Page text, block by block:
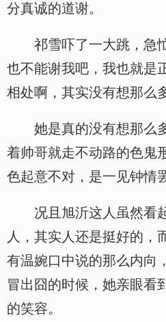
分真诚的道谢。
祁雪吓了一大跳，急
也不能谢我吧，我也就
相处啊，其实没有想那么
她是真的没有想那么
着帅哥就走不动路的色鬼
色起意不对，是一见钟情
况且旭沂这人虽然看
人，其实人还是挺好的，
有温婉口中说的那么内向
冒出囧的时候，她亲眼看
的笑容。